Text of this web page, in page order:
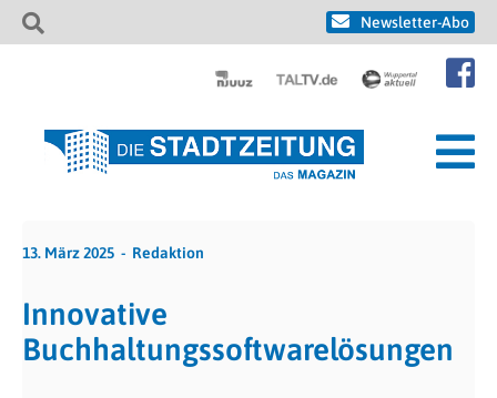
Newsletter-Abo
13. März 2025 Redaktion
Innovative
Buchhaltungssoftwarelösungen